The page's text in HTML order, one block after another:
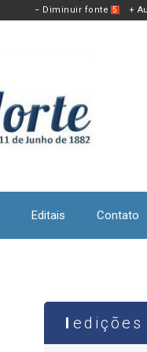
− Diminuir fonte 5 +
Editais Contato